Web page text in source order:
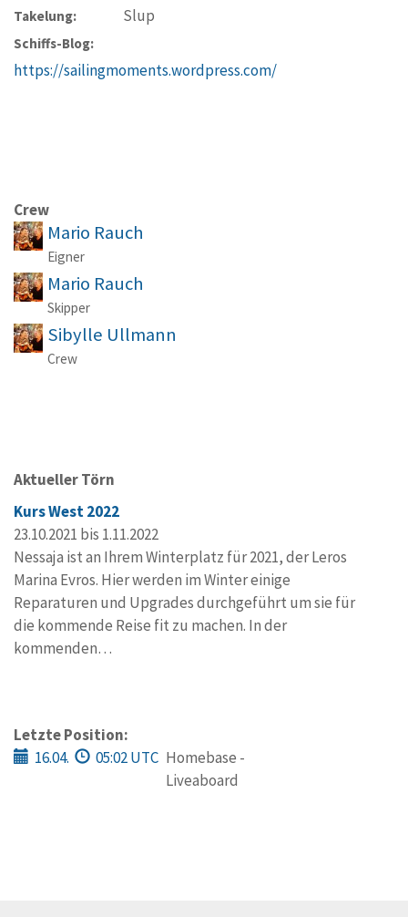
Takelung: Slup
Schiffs-Blog:
https://sailingmoments.wordpress.com/
Crew
Mario Rauch
Eigner
Mario Rauch
Skipper
Sibylle Ullmann
Crew
Aktueller Törn
Kurs West 2022
23.10.2021 bis 1.11.2022
Nessaja ist an Ihrem Winterplatz für 2021, der Leros
Marina Evros. Hier werden im Winter einige
Reparaturen und Upgrades durchgeführt um sie für
die kommende Reise fit zu machen. In der
kommenden…
Letzte Position:
16.04.
05:02 UTC Homebase -
Liveaboard